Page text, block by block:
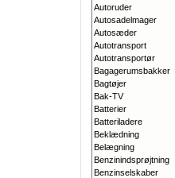
Autoruder
Autosadelmager
Autosæder
Autotransport
Autotransportør
Bagagerumsbakker
Bagtøjer
Bak-TV
Batterier
Batteriladere
Beklædning
Belægning
Benzinindsprøjtning
Benzinselskaber